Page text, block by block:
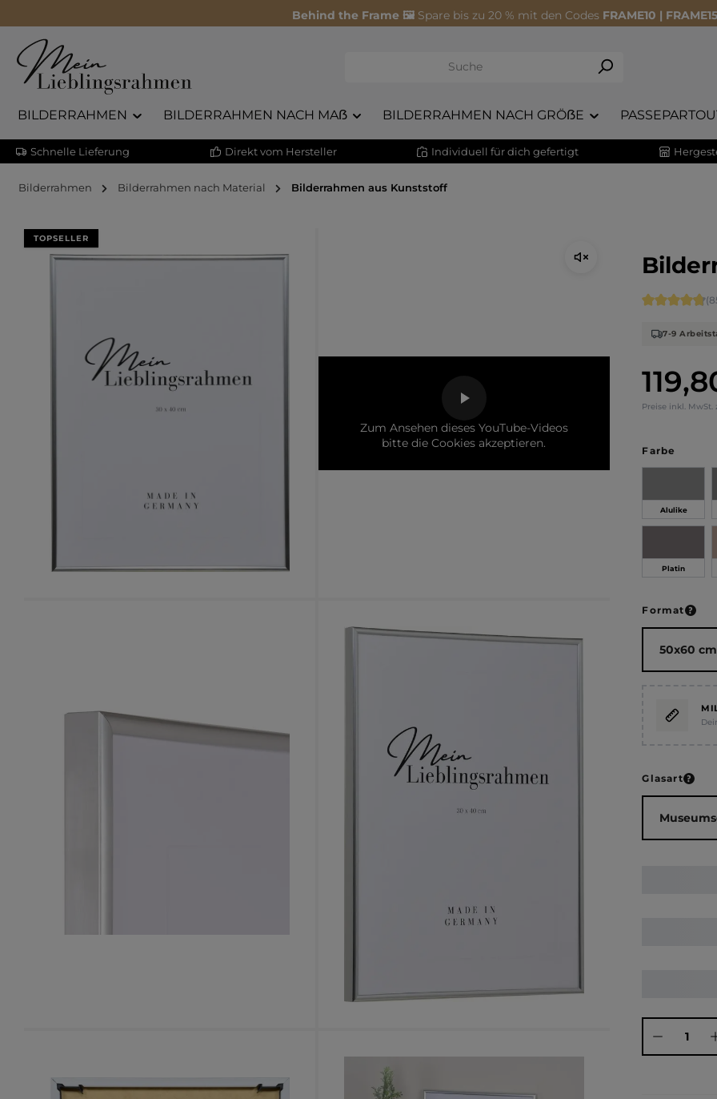
Behind the Frame 🖼️ Spare bis zu 20 % mit den Codes FRAME10 |
BILDERRAHMEN BILDERRAHMEN NACH MAẞ BILDERRAHMEN NACH GRÖẞE
Schnelle Lieferung Direkt vom Hersteller Individuell für dich gefertigt
Bilderrahmen Bilderrahmen nach Material Bilderrahmen aus Kunststoff
Bildergalerie überspringen
TOPSELLER
Zum Ansehen dieses YouTube-Videos
bitte die Cookies akzeptieren.
Regulärer
Preise inkl. MwSt.
7-9
Farbe
Alulike
Platin
Format
Glasart